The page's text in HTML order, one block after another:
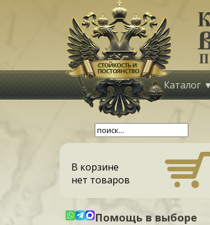
Каталог
В корзине
нет товаров
Помощь в выборе